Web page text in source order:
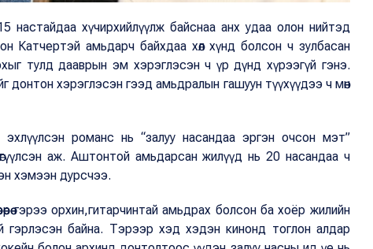
хүчирхийлүүлж байснаа анх удаа олон нийтэд
Катчертэй амьдарч байхдаа хөл хүнд болсон ч зулбасан
тулд дааврын эм хэрэглэсэн ч үр дүнд хүрээгүй гэнэ.
донтон хэрэглэсэн гээд амьдралын гашуун түүхүүдээ ч мөн
романс нь “залуу насандаа эргэн очсон мэт”
аж. Аштонтой амьдарсан жилүүд нь 20 насандаа ч
хэмээн дурсчээ.
гэрээ орхин,гитарчинтай амьдрах болсон ба хоёр жилийн
гэрлэсэн байна. Тэрээр хэд хэдэн кинонд тоглон алдар